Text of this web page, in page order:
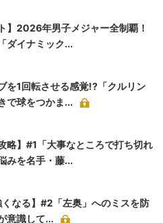
】2026年男子メジャー全制覇！
ダイナミック...
を1回転させる感覚!?「クルリン
で球をつかま...
略】#1「大事なところで打ち切れ
みを名手・藤...
くなる】#2「左奥」へのミスを防
意識して...